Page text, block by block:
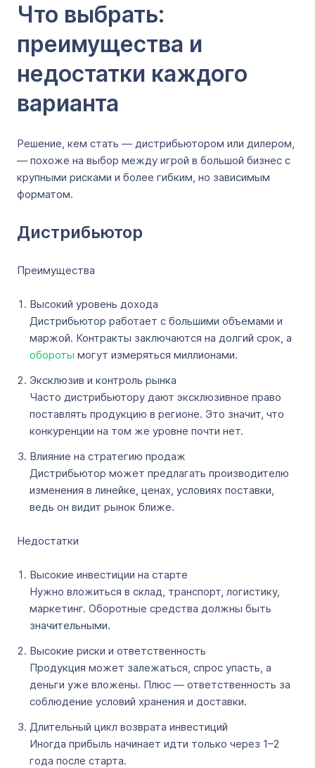
Что выбрать:
преимущества и
недостатки каждого
варианта
Решение, кем стать — дистрибьютором или дилером,
— похоже на выбор между игрой в большой бизнес с
крупными рисками и более гибким, но зависимым
форматом.
Дистрибьютор
Преимущества
Высокий уровень дохода
Дистрибьютор работает с большими объемами и
маржой. Контракты заключаются на долгий срок, а
обороты могут измеряться миллионами.
Эксклюзив и контроль рынка
Часто дистрибьютору дают эксклюзивное право
поставлять продукцию в регионе. Это значит, что
конкуренции на том же уровне почти нет.
Влияние на стратегию продаж
Дистрибьютор может предлагать производителю
изменения в линейке, ценах, условиях поставки,
ведь он видит рынок ближе.
Недостатки
Высокие инвестиции на старте
Нужно вложиться в склад, транспорт, логистику,
маркетинг. Оборотные средства должны быть
значительными.
Высокие риски и ответственность
Продукция может залежаться, спрос упасть, а
деньги уже вложены. Плюс — ответственность за
соблюдение условий хранения и доставки.
Длительный цикл возврата инвестиций
Иногда прибыль начинает идти только через 1–2
года после старта.